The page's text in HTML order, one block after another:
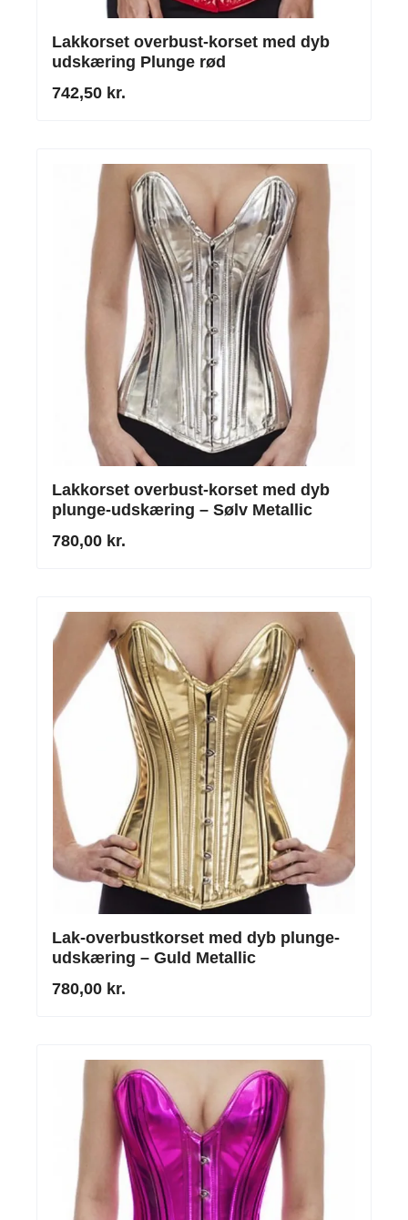
Lakkorset overbust-korset med dyb
udskæring Plunge rød
742,50 kr.
Lakkorset overbust-korset med dyb
plunge-udskæring – Sølv Metallic
780,00 kr.
Lak-overbustkorset med dyb plunge-
udskæring – Guld Metallic
780,00 kr.